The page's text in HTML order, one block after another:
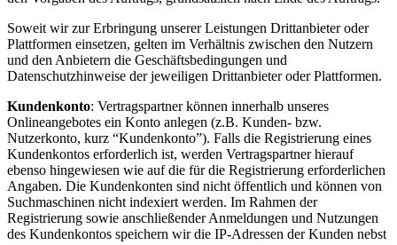
Soweit wir zur Erbringung unserer Leistungen Drittanbieter oder
Plattformen einsetzen, gelten im Verhältnis zwischen den Nutzern
und den Anbietern die Geschäftsbedingungen und
Datenschutzhinweise der jeweiligen Drittanbieter oder Plattformen.
Kundenkonto: Vertragspartner können innerhalb unseres
Onlineangebotes ein Konto anlegen (z.B. Kunden- bzw.
Nutzerkonto, kurz “Kundenkonto”). Falls die Registrierung eines
Kundenkontos erforderlich ist, werden Vertragspartner hierauf
ebenso hingewiesen wie auf die für die Registrierung erforderlichen
Angaben. Die Kundenkonten sind nicht öffentlich und können von
Suchmaschinen nicht indexiert werden. Im Rahmen der
Registrierung sowie anschließender Anmeldungen und Nutzungen
des Kundenkontos speichern wir die IP-Adressen der Kunden nebst